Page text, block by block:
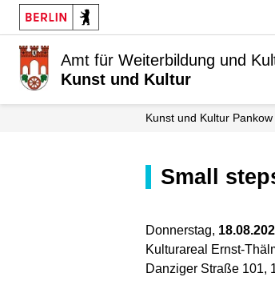
Amt für Weiterbildung und
Kunst und Kultur
Kunst und Kultur Pankow
small
Donnerstag,
Kulturareal Ernst-
Danziger Straße 101,